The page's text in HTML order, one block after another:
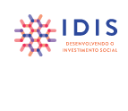
para